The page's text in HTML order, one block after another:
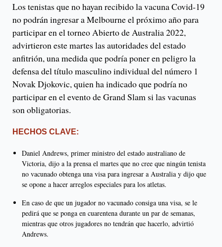
Los tenistas que no hayan recibido la vacuna Covid-19
no podrán ingresar a Melbourne el próximo año para
participar en el torneo Abierto de Australia 2022,
advirtieron este martes las autoridades del estado
anfitrión, una medida que podría poner en peligro la
defensa del título masculino individual del número 1
Novak Djokovic, quien ha indicado que podría no
participar en el evento de Grand Slam si las vacunas
son obligatorias.
HECHOS CLAVE:
Daniel Andrews, primer ministro del estado australiano de
Victoria, dijo a la prensa el martes que no cree que ningún tenista
no vacunado obtenga una visa para ingresar a Australia y dijo que
se opone a hacer arreglos especiales para los atletas.
En caso de que un jugador no vacunado consiga una visa, se le
pedirá que se ponga en cuarentena durante un par de semanas,
mientras que otros jugadores no tendrán que hacerlo, advirtió
Andrews.